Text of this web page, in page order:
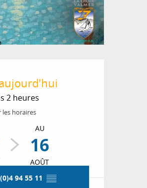
et
2 heures
les horaires
AU
16
AOÛT
94 55 11 ▒▒